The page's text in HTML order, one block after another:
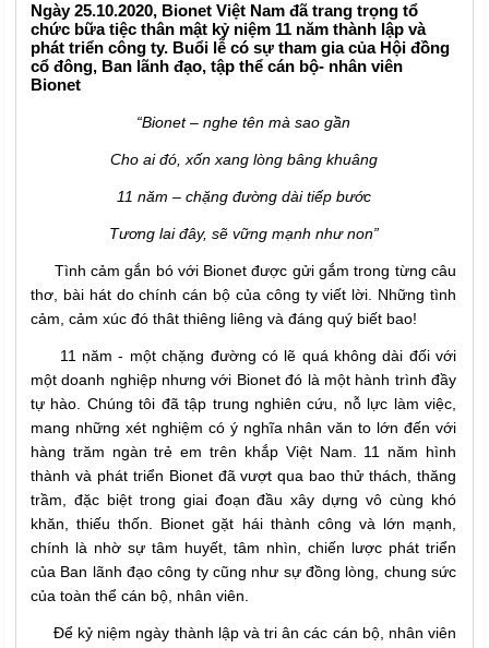
Ngày 25.10.2020, Bionet Việt Nam đã trang trọng tổ
chức bữa tiệc thân mật kỷ niệm 11 năm thành lập và
phát triển công ty. Buổi lễ có sự tham gia của Hội đồng
cổ đông, Ban lãnh đạo, tập thể cán bộ- nhân viên
Bionet
“Bionet – nghe tên mà sao gần
Cho ai đó, xốn xang lòng bâng khuâng
11 năm – chặng đường dài tiếp bước
Tương lai đây, sẽ vững mạnh như non”
Tình cảm gắn bó với Bionet được gửi gắm trong từng câu
thơ, bài hát do chính cán bộ của công ty viết lời. Những tình
cảm, cảm xúc đó thât thiêng liêng và đáng quý biết bao!
11 năm - một chặng đường có lẽ quá không dài đối với
một doanh nghiệp nhưng với Bionet đó là một hành trình đầy
tự hào. Chúng tôi đã tập trung nghiên cứu, nỗ lực làm việc,
mang những xét nghiệm có ý nghĩa nhân văn to lớn đến với
hàng trăm ngàn trẻ em trên khắp Việt Nam. 11 năm hình
thành và phát triển Bionet đã vượt qua bao thử thách, thăng
trầm, đặc biệt trong giai đoạn đầu xây dựng vô cùng khó
khăn, thiếu thốn. Bionet gặt hái thành công và lớn mạnh,
chính là nhờ sự tâm huyết, tâm nhìn, chiến lược phát triển
của Ban lãnh đạo công ty cũng như sự đồng lòng, chung sức
của toàn thể cán bộ, nhân viên.
Để kỷ niệm ngày thành lập và tri ân các cán bộ, nhân viên